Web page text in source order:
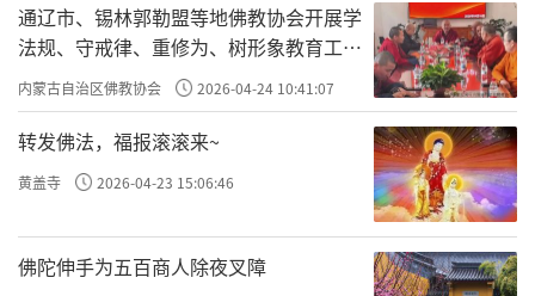
通辽市、锡林郭勒盟等地佛教协会开展学
法规、守戒律、重修为、树形象教育工作
专题学习会
内蒙古自治区佛教协会 2026-04-24 10:41:07
转发佛法，福报滚滚来~
黄盖寺 2026-04-23 15:06:46
佛陀伸手为五百商人除夜叉障